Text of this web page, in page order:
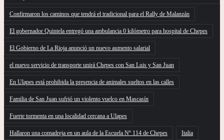
Confirmaron los caminos que tendrá el tradicional para el Rally de Malanzán
El gobernador Quintela entregó una ambulancia 0 kilómetro para hospital de Chepes
El Gobierno de La Rioja anunció un nuevo aumento salarial
el nuevo servicio de transporte unirá Chepes con San Luis y San Juan
En Ulapes está prohibida la presencia de animales sueltos en las calles
Familia de San Juan sufrió un violento vuelco en Mascasín
Fuerte tormenta en una localidad cercana a Ulapes
Hallaron una comadreja en un aula de la Escuela Nº 114 de Chepes Italia